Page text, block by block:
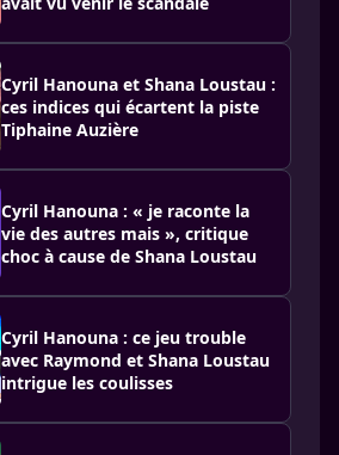
Cyril Hanouna et Shana Loustau :
ces indices qui écartent la piste
Tiphaine Auzière
Cyril Hanouna : « je raconte la
vie des autres mais », critique
choc à cause de Shana Loustau
Cyril Hanouna : ce jeu trouble
avec Raymond et Shana Loustau
intrigue les coulisses